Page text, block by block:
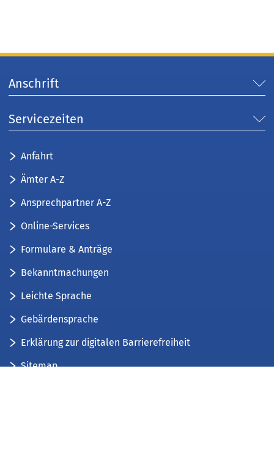
Anschrift
Servicezeiten
Anfahrt
Ämter A-Z
Ansprechpartner A-Z
Online-Services
Formulare & Anträge
Bekanntmachungen
Leichte Sprache
Gebärdensprache
Erklärung zur digitalen Barrierefreiheit
Sitemap